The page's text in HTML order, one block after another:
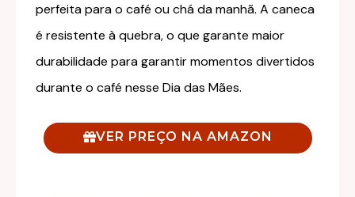
perfeita para o café ou chá da manhã. A caneca
é resistente à quebra, o que garante maior
durabilidade para garantir momentos divertidos
durante o café nesse Dia das Mães.
VER PREÇO NA AMAZON